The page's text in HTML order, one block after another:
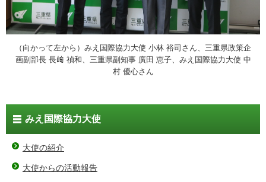
（向かって左から）みえ国際協力大使 小林 裕司さん、三重県政策企
画副部長 長﨑 禎和、三重県副知事 廣田 恵子、みえ国際協力大使 中
村 優心さん
みえ国際協力大使
大使の紹介
大使からの活動報告